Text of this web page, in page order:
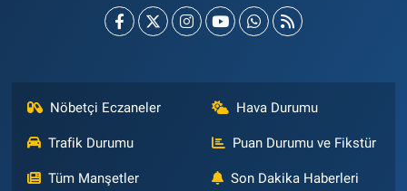
Nöbetçi Eczaneler Hava Durumu
Trafik Durumu Puan Durumu ve Fikstür
Tüm Manşetler Son Dakika Haberleri